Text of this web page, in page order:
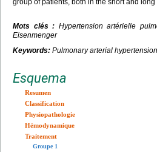
group of patients, both in the short and long
Mots clés : Hypertension artérielle
Eisenmenger
Keywords: Pulmonary arterial
Esquema
Resumen
Classification
Physiopathologie
Hémodynamique
Traitement
Groupe 1